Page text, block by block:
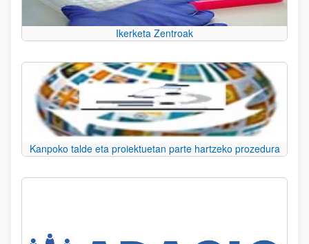
Ikerketa Zentroak
Kanpoko talde eta proiektuetan parte hartzeko prozedura